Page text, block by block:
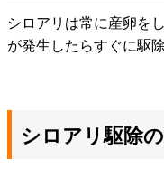
シロアリは常に産卵を
が発生したらすぐに駆
シロアリ駆除